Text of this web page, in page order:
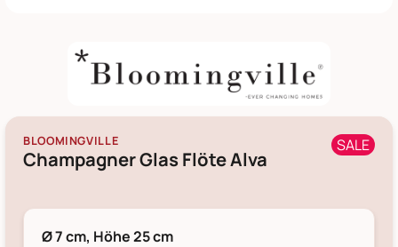
SALE
BLOOMINGVILLE
Champagner Glas Flöte Alva
Ø 7 cm, Höhe 25 cm